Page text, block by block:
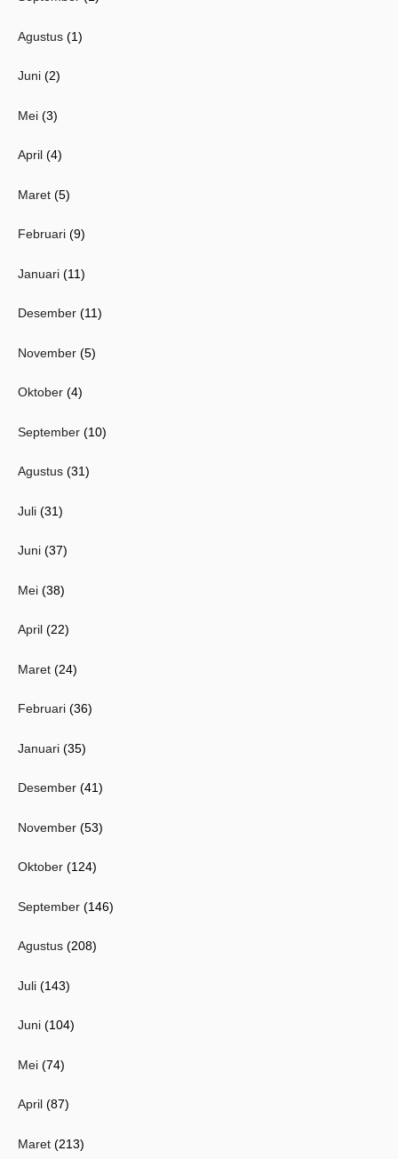
Agustus (1)
Juni (2)
Mei (3)
April (4)
Maret (5)
Februari (9)
Januari (11)
Desember (11)
November (5)
Oktober (4)
September (10)
Agustus (31)
Juli (31)
Juni (37)
Mei (38)
April (22)
Maret (24)
Februari (36)
Januari (35)
Desember (41)
November (53)
Oktober (124)
September (146)
Agustus (208)
Juli (143)
Juni (104)
Mei (74)
April (87)
Maret (213)